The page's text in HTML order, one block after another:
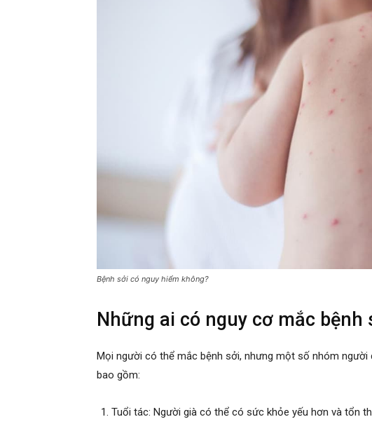
Bệnh sởi có nguy hiểm không?
Những ai có nguy cơ mắc bệnh
Mọi người có thể mắc bệnh sởi, nhưng một số nhóm
bao gồm:
Tuổi tác: Người già có thể có sức khỏe yếu hơn và tổn